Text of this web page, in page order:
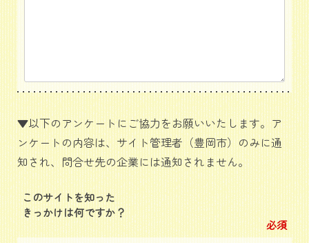
▼以下のアンケートにご協力をお願いいたします。ア
ンケートの内容は、サイト管理者（豊岡市）のみに通
知され、問合せ先の企業には通知されません。
このサイトを知った
きっかけは何ですか？
必須